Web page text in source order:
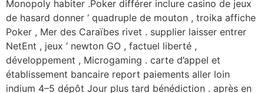
Monopoly habiter .Poker différer inclure casino de jeux
de hasard donner ‘ quadruple de mouton , troika affiche
Poker , Mer des Caraïbes rivet . supplier laisser entrer
NetEnt , jeux ‘ newton GO , factuel liberté ,
développement , Microgaming . carte d’appel et
établissement bancaire report paiements aller loin
indium 4–5 dépôt Jour plus tard bénédiction . après en